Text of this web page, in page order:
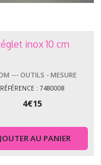
inox 10 cm
--- OUTILS - MESURE
RÉFÉRENCE : 7480008
4€15
AU PANIER